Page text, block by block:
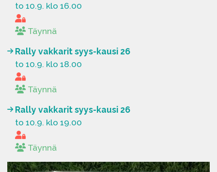
to 10.9. klo 16.00
Täynnä
Rally vakkarit syys-kausi 26
to 10.9. klo 18.00
Täynnä
Rally vakkarit syys-kausi 26
to 10.9. klo 19.00
Täynnä